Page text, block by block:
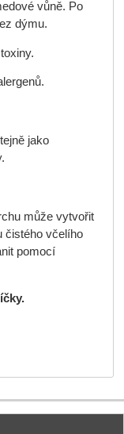
vůně. Po
dýmu.
jako
může vytvořit
čistého včelího
pomocí